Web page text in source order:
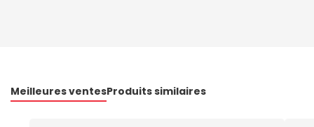
Meilleures ventesProduits similaires